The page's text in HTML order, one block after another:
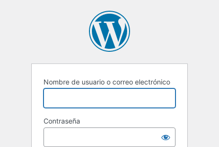
Nombre de usuario o correo electrónico
Contraseña